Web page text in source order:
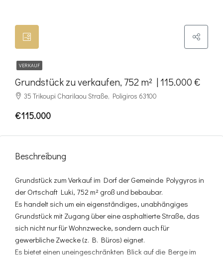
VERKAUF
Grundstück zu verkaufen, 752 m² | 115.000 €
35 Trikoupi Charilaou Straße, Poligiros 63100
€115.000
Beschreibung
Grundstück zum Verkauf im Dorf der Gemeinde Polygyros in
der Ortschaft Luki, 752 m² groß und bebaubar.
Es handelt sich um ein eigenständiges, unabhängiges
Grundstück mit Zugang über eine asphaltierte Straße, das
sich nicht nur für Wohnzwecke, sondern auch für
gewerbliche Zwecke (z. B. Büros) eignet.
Es bietet einen uneingeschränkten Blick auf die Berge im